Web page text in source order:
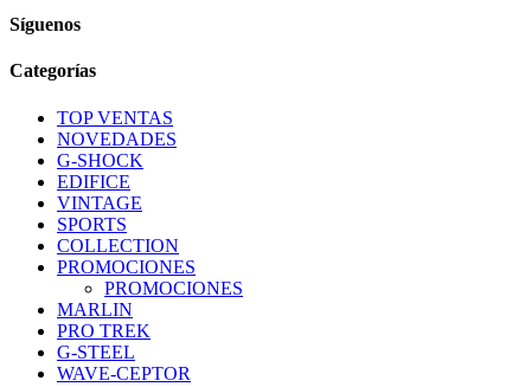
Síguenos
Categorías
TOP VENTAS
NOVEDADES
G-SHOCK
EDIFICE
VINTAGE
SPORTS
COLLECTION
PROMOCIONES
PROMOCIONES
MARLIN
PRO TREK
G-STEEL
WAVE-CEPTOR